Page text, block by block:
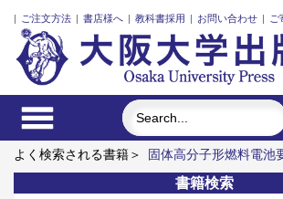
| ご注文方法 | 書店様へ | 教科書採用 | お問い合わせ | ご
よく検索される書籍＞
固体高分子形燃料電池
材料の知的設計
近代日本における企業家の
プラズマと粒子ビーム
ポンプの流体力学
書籍検索